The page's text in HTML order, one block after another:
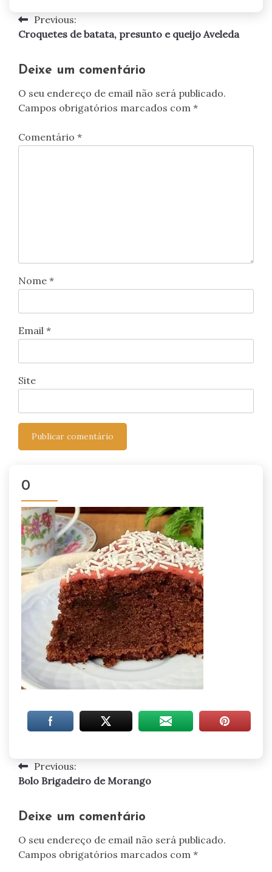
Navegação
artigos
Previous:
Croquetes de batata, presunto e queijo Aveleda
Deixe um comentário
O seu endereço de email não será publicado.
Campos obrigatórios marcados com *
Comentário *
Nome *
Email *
Site
0
Navegação
artigos
Previous:
Bolo Brigadeiro de Morango
Deixe um comentário
O seu endereço de email não será publicado.
Campos obrigatórios marcados com *